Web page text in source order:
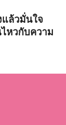
ล้วมั่นใจ
หวกับความ